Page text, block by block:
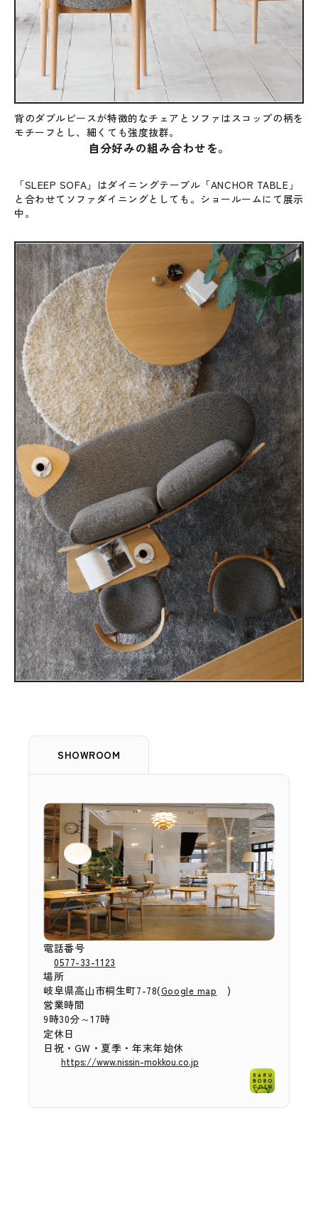
背のダブルピースが特徴的なチェアとソファはスコップの柄を
モチーフとし、細くても強度抜群。
自分好みの組み合わせを。
「SLEEP SOFA」はダイニングテーブル「ANCHOR TABLE」
と合わせてソファダイニングとしても。ショールームにて展示
中。
SHOWROOM
電話番号
0577-33-1123
場所
岐阜県高山市桐生町7-78(Google map
)
営業時間
9時30分～17時
定休日
日祝・GW・夏季・年末年始休
https://www.nissin-mokkou.co.jp